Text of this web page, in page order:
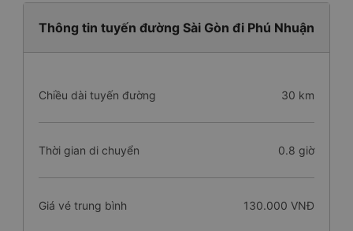
Thông tin tuyến đường Sài Gòn đi Phú Nhuận
Chiều dài tuyến đường 30 km
Thời gian di chuyển 0.8 giờ
Giá vé trung bình 130.000 VNĐ